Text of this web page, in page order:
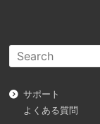
サポート
よくある質問